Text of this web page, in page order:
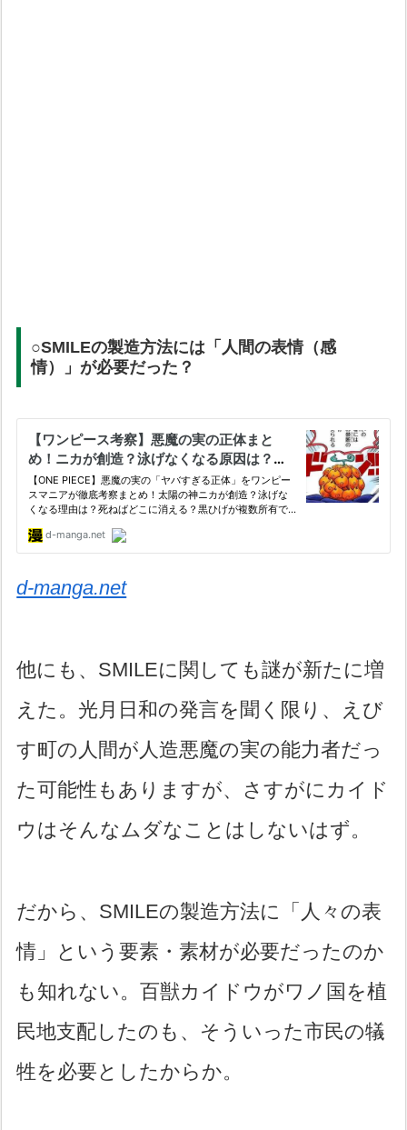
○SMILEの製造方法には「人間の表情（感
情）」が必要だった？
d-manga.net
他にも、SMILEに関しても謎が新たに増
えた。光月日和の発言を聞く限り、えび
す町の人間が人造悪魔の実の能力者だっ
た可能性もありますが、さすがにカイド
ウはそんなムダなことはしないはず。
だから、SMILEの製造方法に「人々の表
情」という要素・素材が必要だったのか
も知れない。百獣カイドウがワノ国を植
民地支配したのも、そういった市民の犠
牲を必要としたからか。